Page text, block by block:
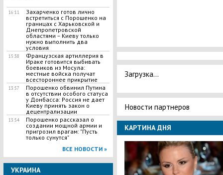
16:11
Захарченко готов лично
встретиться с Порошенко на
границах с Харьковской и
Днепропетровской
областями – Киеву только
нужно выполнить два
условия
15:38
Французская артиллерия в
Ираке готовится выбивать
боевиков из Мосула:
местные войска получат
всестороннее прикрытие
13:57
Порошенко обвинил Путина
в отсутствии особого статуса
у Донбасса: Россия не дает
Киеву принять закон о
децентрализации
13:54
Порошенко рассказал о
создании мощной армии и
пригрозил врагам: "Пусть
только сунутся"
ВСЕ НОВОСТИ »
УКРАИНА
Загрузка...
Новости партнеров
КАРТИНА ДНЯ